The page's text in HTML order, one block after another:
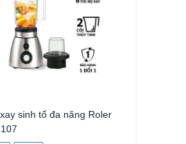
sinh tố đa năng Roler